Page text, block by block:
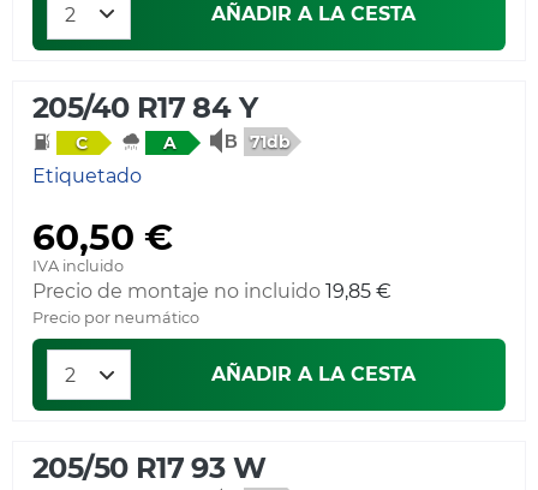
AÑADIR A LA CESTA
205/40 R17 84 Y
C A 71db
Etiquetado
60,50 €
IVA incluido
Precio de montaje no incluido 19,85 €
Precio por neumático
AÑADIR A LA CESTA
205/50 R17 93 W